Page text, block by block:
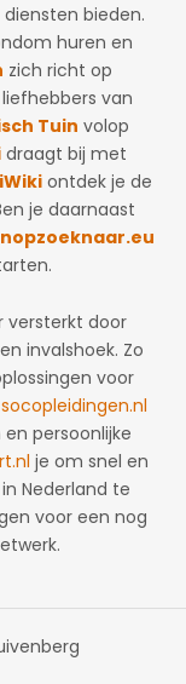
bieden.
huren en
zich richt op
van
Tuin volop
draagt bij met
ontdek je de
je daarnaast
versterkt door
invalshoek. Zo
voor
socopleidingen.nl
persoonlijke
je om snel en
Nederland te
voor een nog